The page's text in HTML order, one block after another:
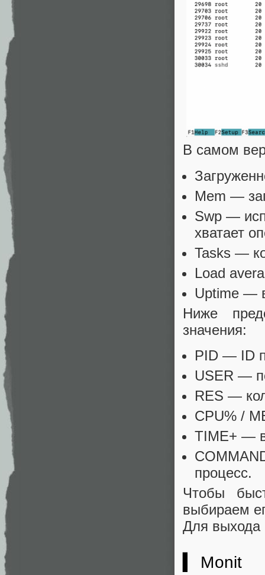
В самом
Mem —
Swp —
хватает
Tasks —
Load
Uptime —
Ниже
значения:
PID — ID
USER —
RES —
CPU% /
TIME+ —
процесс.
Чтобы
выбираем
Для выхода
▍ Monit